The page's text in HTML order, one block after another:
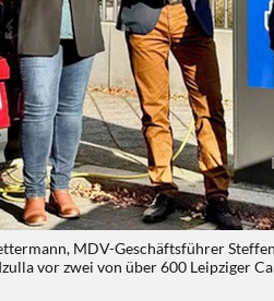
MDV-Geschäftsführer
vor zwei von über 600 Leipziger